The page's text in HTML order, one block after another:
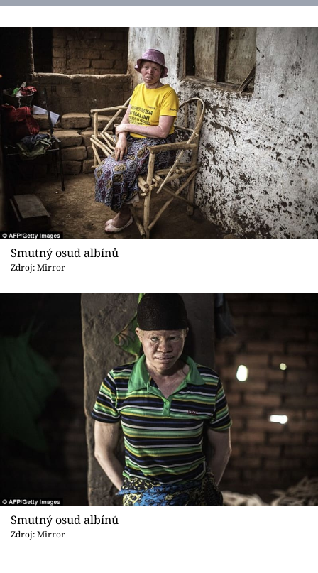
Smutný osud albínů
Zdroj: Mirror
Smutný osud albínů
Zdroj: Mirror